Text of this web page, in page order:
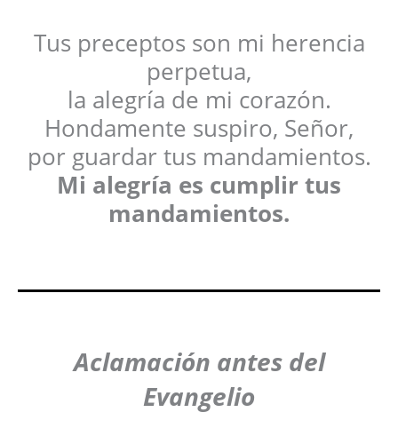
Tus preceptos son mi herencia
perpetua,
la alegría de mi corazón.
Hondamente suspiro, Señor,
por guardar tus mandamientos.
Mi alegría es cumplir tus
mandamientos.
Aclamación antes del
Evangelio